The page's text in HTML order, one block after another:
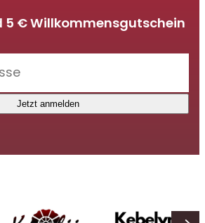
5 € Willkommensgutschein
Jetzt anmelden